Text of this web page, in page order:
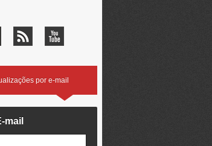
por e-mail
mail